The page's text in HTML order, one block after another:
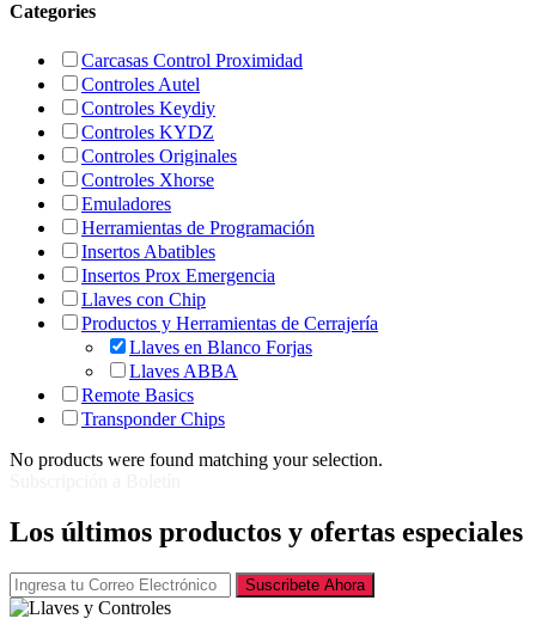
Categories
Carcasas Control Proximidad
Controles Autel
Controles Keydiy
Controles KYDZ
Controles Originales
Controles Xhorse
Emuladores
Herramientas de Programación
Insertos Abatibles
Insertos Prox Emergencia
Llaves con Chip
Productos y Herramientas de Cerrajería
Llaves en Blanco Forjas
Llaves ABBA
Remote Basics
Transponder Chips
No products were found matching your selection.
Los últimos productos y ofertas especiales
Suscribete Ahora